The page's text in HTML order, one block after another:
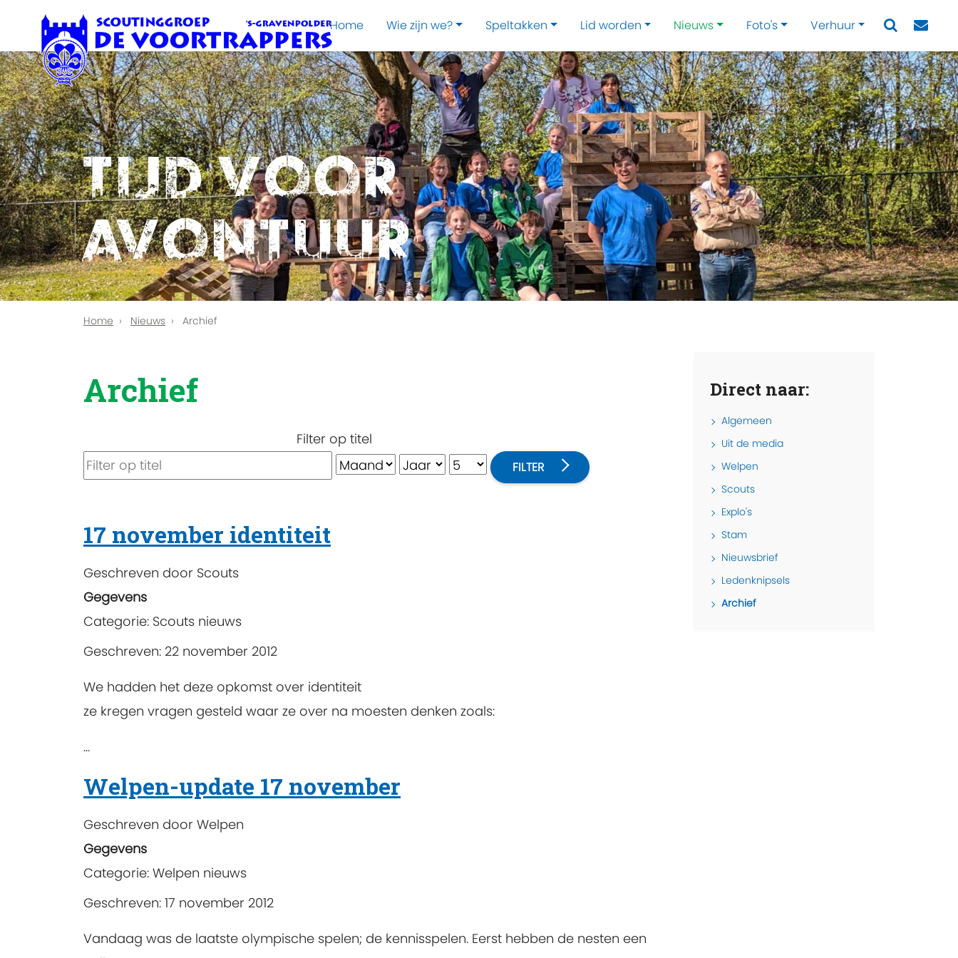
Home Wie zijn we? Speltakken Lid worden Nieuws Foto's Verhuur
Tijd voor
avontuur
Home Nieuws Archief
Archief
Filter op titel
FILTER
17 november identiteit
Geschreven door Scouts
Gegevens
Categorie: Scouts nieuws
Geschreven: 22 november 2012
We hadden het deze opkomst over identiteit
ze kregen vragen gesteld waar ze over na moesten denken zoals:
...
Welpen-update 17 november
Geschreven door Welpen
Gegevens
Categorie: Welpen nieuws
Geschreven: 17 november 2012
Vandaag was de laatste olympische spelen; de kennisspelen. Eerst hebben de nesten een
Direct naar:
Algemeen
Uit de media
Welpen
Scouts
Explo's
Stam
Nieuwsbrief
Ledenknipsels
Archief